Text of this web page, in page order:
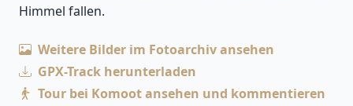
Himmel fallen.
Weitere Bilder im Fotoarchiv ansehen
GPX-Track herunterladen
Tour bei Komoot ansehen und kommentieren